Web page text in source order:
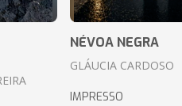
NÉVOA NEGRA
GLÁUCIA CARDOSO
IMPRESSO